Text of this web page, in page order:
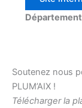
Soutenez nous
PLUM’AIX !
Télécharger la